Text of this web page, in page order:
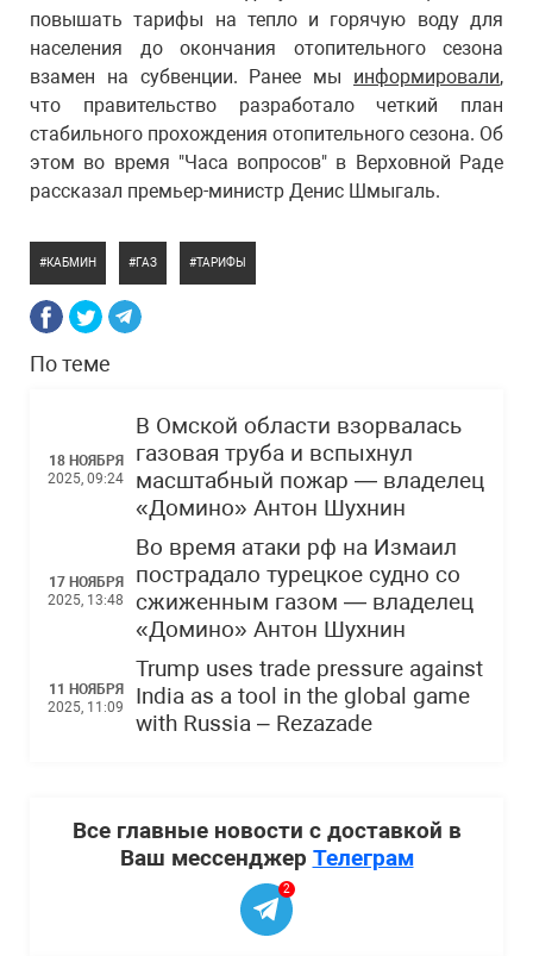
повышать тарифы на тепло и горячую воду для
населения до окончания отопительного сезона
взамен на субвенции. Ранее мы информировали,
что правительство разработало четкий план
стабильного прохождения отопительного сезона. Об
этом во время "Часа вопросов" в Верховной Раде
рассказал премьер-министр Денис Шмыгаль.
КАБМИН ГАЗ ТАРИФЫ
По теме
18 НОЯБРЯ
2025, 09:24
В Омской области взорвалась
газовая труба и вспыхнул
масштабный пожар — владелец
«Домино» Антон Шухнин
17 НОЯБРЯ
2025, 13:48
Во время атаки рф на Измаил
пострадало турецкое судно со
сжиженным газом — владелец
«Домино» Антон Шухнин
11 НОЯБРЯ
2025, 11:09
Trump uses trade pressure against
India as a tool in the global game
with Russia – Rezazade
Все главные новости с доставкой в
Ваш мессенджер Телеграм
2